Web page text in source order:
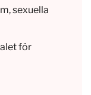
sexuella
för